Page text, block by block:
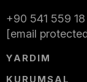
+90 541 559
[email
YARDIM
KURUMSAL